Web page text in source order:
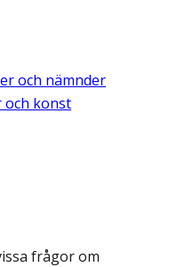
och nämnder
och konst
frågor om